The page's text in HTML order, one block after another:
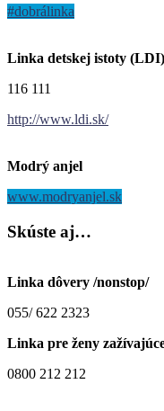
#dobrálinka
Linka detskej istoty
116 111
http://www.ldi.sk/
Modrý anjel
www.modryanjel.sk
Skúste aj…
Linka dôvery /nonstop/
055/ 622 2323
Linka pre ženy
0800 212 212